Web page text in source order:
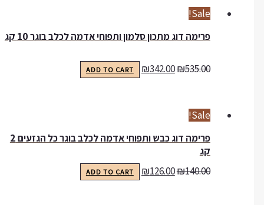
Sale!
פרימה דוג מתכון סלמון ותפוחי אדמה לכלב בוגר 10 קג
₪535.00
₪342.00
ADD TO CART
Sale!
פרימה דוג כבש ותפוחי אדמה לכלב בוגר כל הגזעים 2
₪140.00
₪126.00
ADD TO CART